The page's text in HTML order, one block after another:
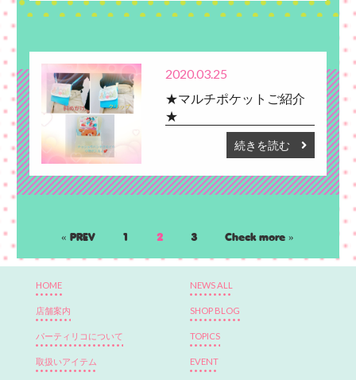
2020.03.25
★マルチポケットご紹介
★
続きを読む
« PREV 1 2 3 Check more »
HOME
店舗案内
パーティリコについて
取扱いアイテム
NEWS ALL
SHOP BLOG
TOPICS
EVENT